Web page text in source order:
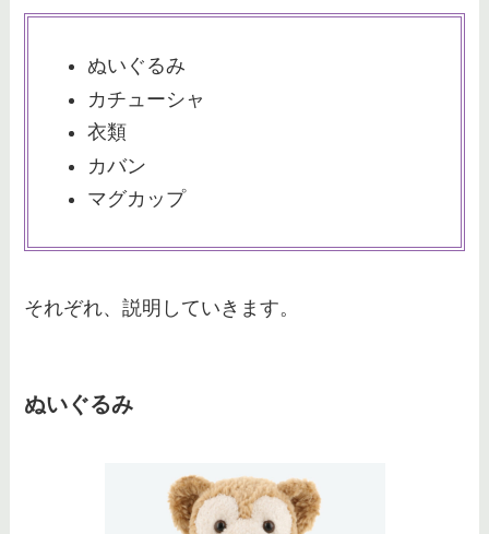
ぬいぐるみ
カチューシャ
衣類
カバン
マグカップ
それぞれ、説明していきます。
ぬいぐるみ